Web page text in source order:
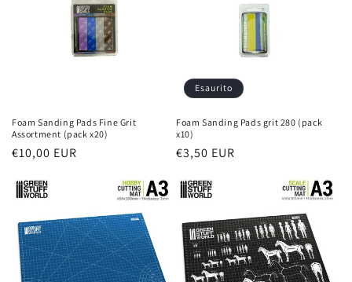
Foam Sanding Pads Fine Grit
Assortment (pack x20)
Prezzo
listino
€10,00 EUR
Esaurito
Foam Sanding Pads grit 280 (pack
x10)
Prezzo
listino
€3,50 EUR